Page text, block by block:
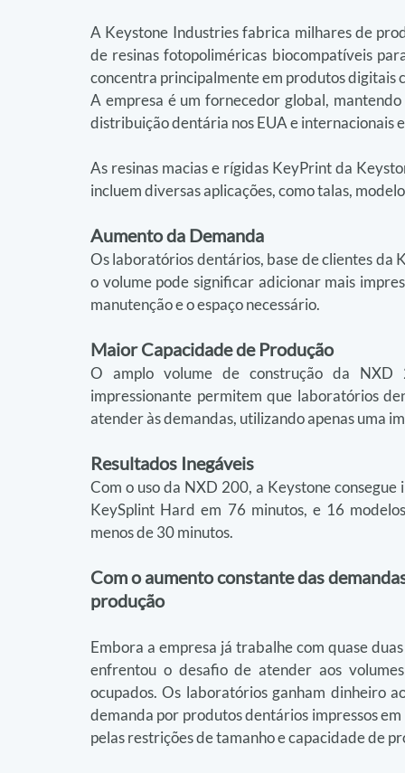
A Keystone Industries fabrica milhares de
de resinas fotopoliméricas biocompatíveis
concentra principalmente em produtos digitais
A empresa é um fornecedor global,
distribuição dentária nos EUA e internacionais
As resinas macias e rígidas KeyPrint da
incluem diversas aplicações, como talas,
Aumento da Demanda
Os laboratórios dentários, base de clientes da
o volume pode significar adicionar mais
manutenção e o espaço necessário.
Maior Capacidade de Produção
O amplo volume de construção da NXD
impressionante permitem que laboratórios
atender às demandas, utilizando apenas uma
Resultados Inegáveis
Com o uso da NXD 200, a Keystone
KeySplint Hard em 76 minutos, e 16
menos de 30 minutos.
Com o aumento constante das
produção
Embora a empresa já trabalhe com quase
enfrentou o desafio de atender aos
ocupados. Os laboratórios ganham dinheiro
demanda por produtos dentários impressos
pelas restrições de tamanho e capacidade de